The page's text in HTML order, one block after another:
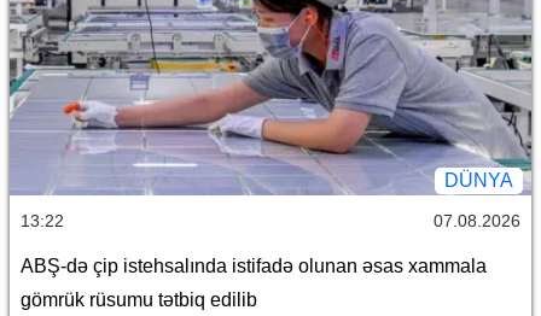
DÜNYA
13:22 07.08.2026
ABŞ-də çip istehsalında istifadə olunan əsas xammala
gömrük rüsumu tətbiq edilib